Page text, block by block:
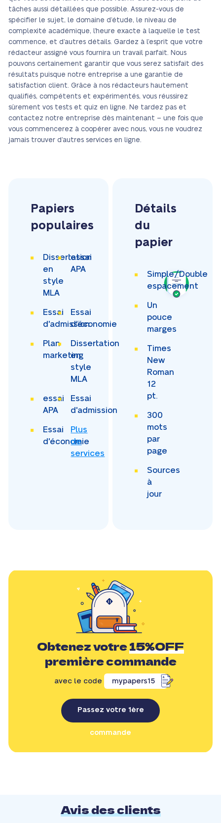
tâches aussi détaillées que possible. Assurez-vous de
spécifier le sujet, le domaine d’étude, le niveau de
complexité académique, l’heure exacte à laquelle le test
commence, et d’autres détails. Gardez à l’esprit que votre
rédacteur assigné vous fournira un travail parfait. Nous
pouvons certainement garantir que vous serez satisfait des
résultats puisque notre entreprise a une garantie de
satisfaction client. Grâce à nos rédacteurs hautement
qualifiés, compétents et expérimentés, vous réussirez
sûrement vos tests et quiz en ligne. Ne tardez pas et
contactez notre entreprise dès maintenant – une fois que
vous commencerez à coopérer avec nous, vous ne voudrez
jamais trouver d’autres services en ligne.
Papiers
populaires
Dissertation
en
style
MLA
essai
APA
Essai
d'admission
Essai
d'économie
Plan
marketing
Dissertation
en
style
MLA
essai
APA
Essai
d'admission
Essai
d'économie
Plus
de
services
Détails
du
papier
Simple/Double
espacement
Un
pouce
marges
Times
New
Roman
12
pt.
300
mots
par
page
Sources
à
jour
Obtenez votre15%OFF
première commande
avec le code mypapers15
Passez votre 1ère
commande
Avis des clients